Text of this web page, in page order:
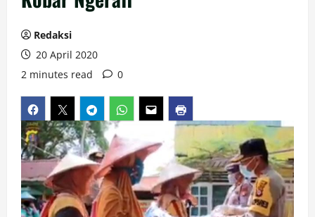
Redaksi
20 April 2020
2 minutes read
0